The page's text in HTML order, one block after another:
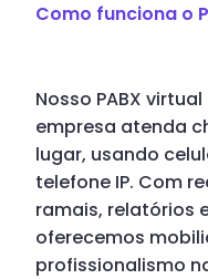
Como funciona o
Nosso PABX
empresa atenda
lugar, usando
telefone IP. Com
ramais, relatórios
oferecemos
profissionalismo